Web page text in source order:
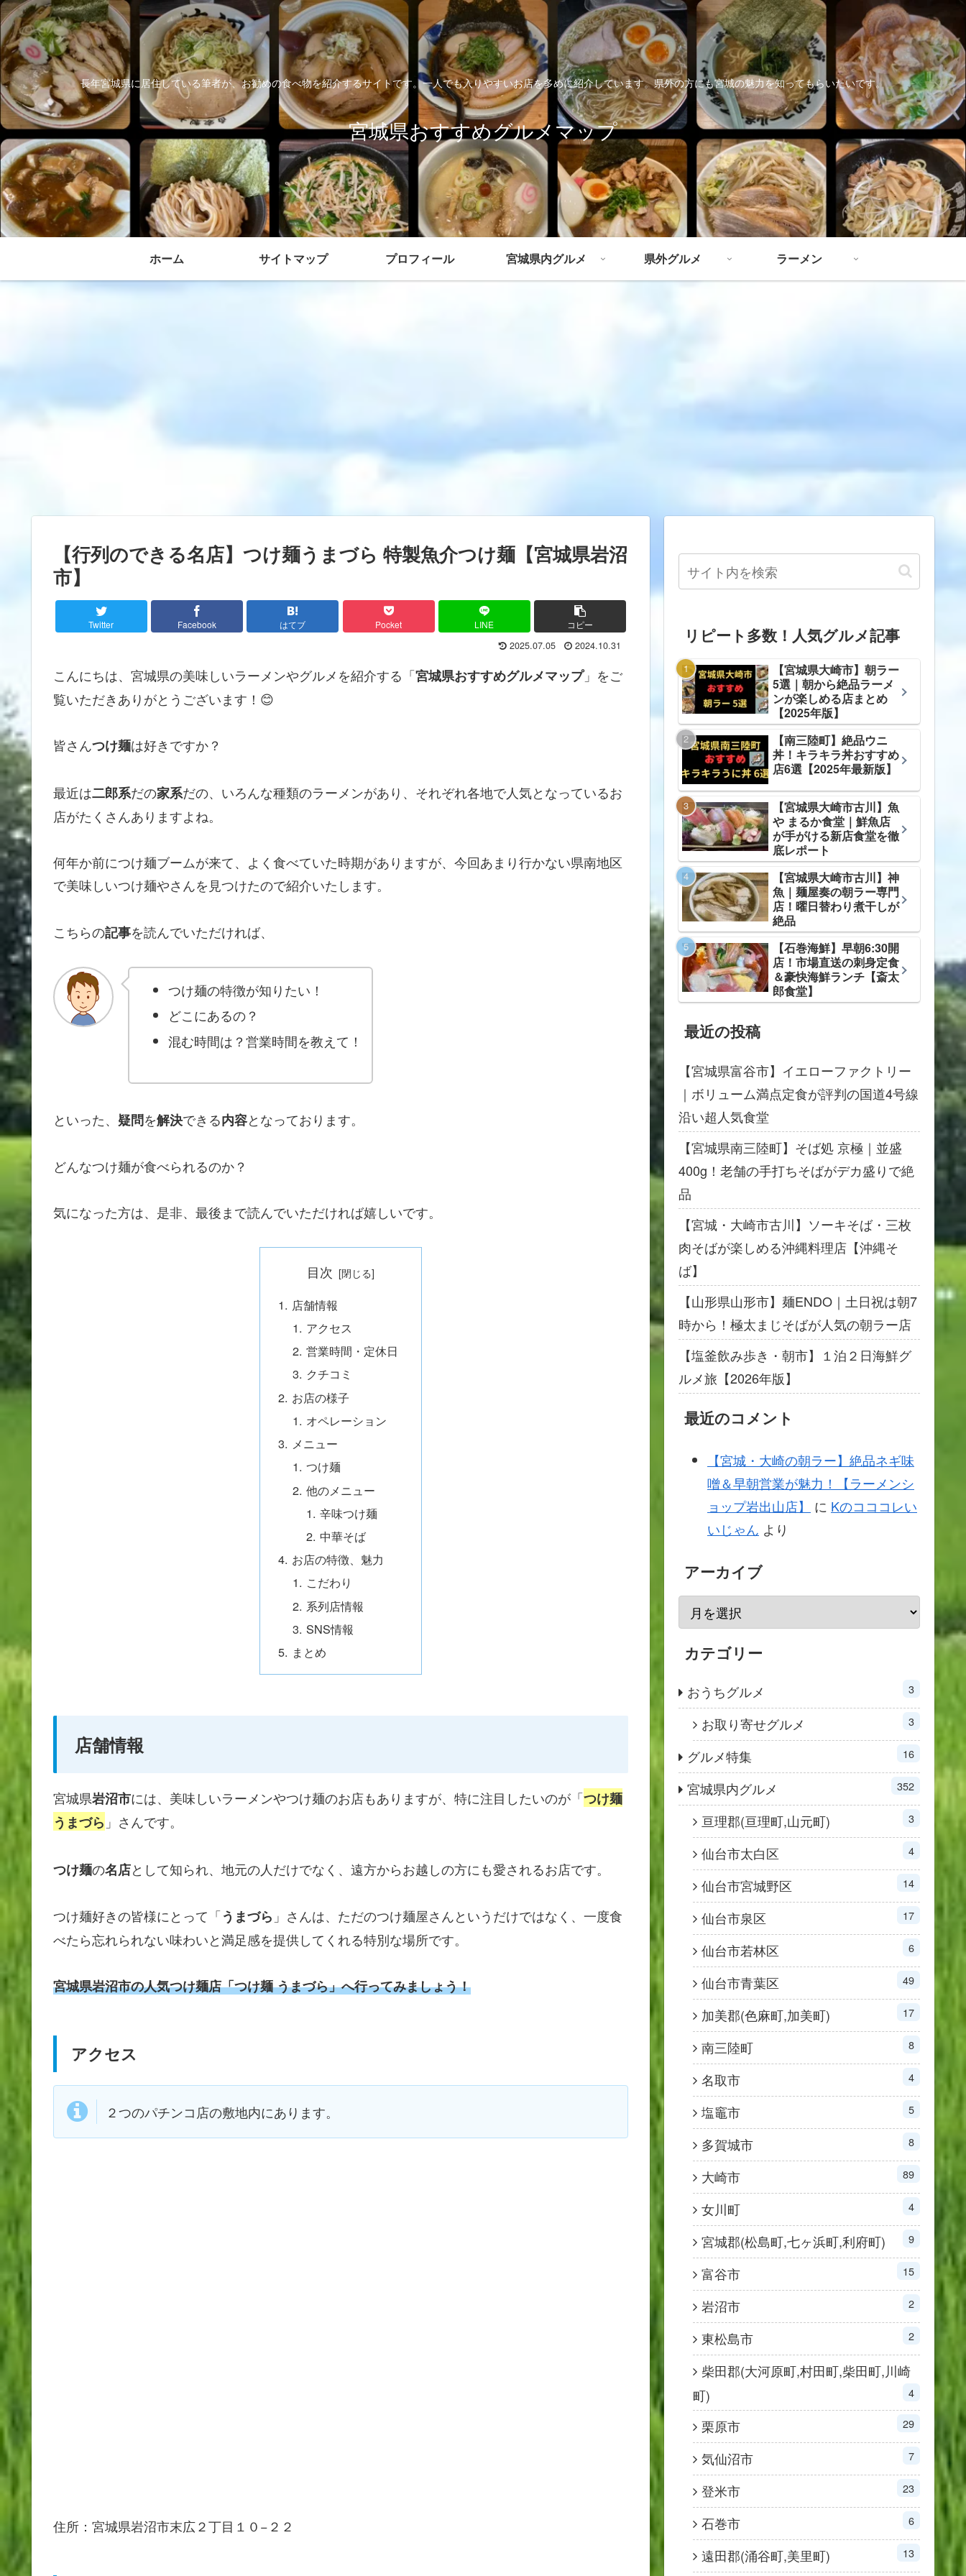
長年宮城県に居住している筆者が、お勧めの食べ物を紹介するサイトです。一人でも入りやすいお店を多めに紹介しています。県外の方にも宮城の魅力を知ってもらいたいです。
宮城県おすすめグルメマップ
ホーム サイトマップ プロフィール 宮城県内グルメ 県外グルメ ラーメン
【行列のできる名店】つけ麺うまづら 特製魚介つけ麺【宮城県岩沼
市】
Twitter Facebook はてブ Pocket LINE コピー
2025.07.05 2024.10.31
こんにちは、宮城県の美味しいラーメンやグルメを紹介する「宮城県おすすめグルメマップ」をご
覧いただきありがとうございます！😊
皆さんつけ麺は好きですか？
最近は二郎系だの家系だの、いろんな種類のラーメンがあり、それぞれ各地で人気となっているお
店がたくさんありますよね。
何年か前につけ麺ブームが来て、よく食べていた時期がありますが、今回あまり行かない県南地区
で美味しいつけ麺やさんを見つけたので紹介いたします。
こちらの記事を読んでいただければ、
つけ麺の特徴が知りたい！
どこにあるの？
混む時間は？営業時間を教えて！
といった、 疑問を解決できる内容となっております。
どんなつけ麺が食べられるのか？
気になった方は、是非、最後まで読んでいただければ嬉しいです。
目次
店舗情報
アクセス
営業時間・定休日
クチコミ
お店の様子
オペレーション
メニュー
つけ麺
他のメニュー
辛味つけ麺
中華そば
お店の特徴、魅力
こだわり
系列店情報
SNS情報
まとめ
店舗情報
宮城県岩沼市には、美味しいラーメンやつけ麺のお店もありますが、特に注目したいのが「つけ麺
うまづら 」さんです。
つけ麺の名店として知られ、地元の人だけでなく、遠方からお越しの方にも愛されるお店です。
つけ麺好きの皆様にとって「うまづら 」さんは、ただのつけ麺屋さんというだけではなく、一度食
べたら忘れられない味わいと満足感を提供してくれる特別な場所です。
宮城県岩沼市の人気つけ麺店「つけ麺 うまづら」へ行ってみましょう！
アクセス
２つのパチンコ店の敷地内にあります。
住所：宮城県岩沼市末広２丁目１０−２２
リピート多数！人気グルメ記事
【宮城県大崎市】朝ラー
5選｜朝から絶品ラーメ
ンが楽しめる店まとめ
【2025年版】
【南三陸町】絶品ウニ
丼！キラキラ丼おすすめ
店6選【2025年最新版】
【宮城県大崎市古川】魚
や まるか食堂｜鮮魚店
が手がける新店食堂を徹
底レポート
【宮城県大崎市古川】神
魚｜麺屋奏の朝ラー専門
店！曜日替わり煮干しが
絶品
【石巻海鮮】早朝6:30開
店！市場直送の刺身定食
＆豪快海鮮ランチ【斎太
郎食堂】
最近の投稿
【宮城県富谷市】イエローファクトリー
｜ボリューム満点定食が評判の国道4号線
沿い超人気食堂
【宮城県南三陸町】そば処 京極｜並盛
400g！老舗の手打ちそばがデカ盛りで絶
品
【宮城・大崎市古川】ソーキそば・三枚
肉そばが楽しめる沖縄料理店【沖縄そ
ば】
【山形県山形市】麺ENDO｜土日祝は朝7
時から！極太まじそばが人気の朝ラー店
【塩釜飲み歩き・朝市】１泊２日海鮮グ
ルメ旅【2026年版】
最近のコメント
【宮城・大崎の朝ラー】絶品ネギ味
噌＆早朝営業が魅力！【ラーメンシ
ョップ岩出山店】
に Kのコココレい
いじゃん より
アーカイブ
カテゴリー
おうちグルメ 3
お取り寄せグルメ 3
グルメ特集 16
宮城県内グルメ 352
亘理郡(亘理町,山元町) 3
仙台市太白区 4
仙台市宮城野区 14
仙台市泉区 17
仙台市若林区 6
仙台市青葉区 49
加美郡(色麻町,加美町) 17
南三陸町 8
名取市 4
塩竈市 5
多賀城市 8
大崎市 89
女川町 4
宮城郡(松島町,七ヶ浜町,利府町) 9
富谷市 15
岩沼市 2
東松島市 2
柴田郡(大河原町,村田町,柴田町,川崎
町)
4
栗原市 29
気仙沼市 7
登米市 23
石巻市 6
遠田郡(涌谷町,美里町) 13